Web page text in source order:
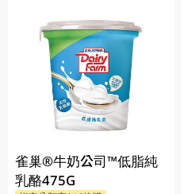
雀巢®牛奶公司™低脂純
乳酪475G